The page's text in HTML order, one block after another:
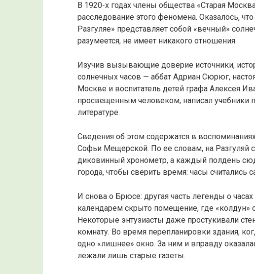
В 1920-х годах члены общества «Старая
расследование этого феномена. Оказалось,
Разгуляе» представляет собой «вечный»
разумеется, не имеет никакого отношения.
Изучив вызывающие доверие источники,
солнечных часов — аббат Адриан Сюрюг,
Москве и воспитатель детей графа Алексея
просвещенным человеком, написал учебники
литературе.
Сведения об этом содержатся в
Софьи Мещерской. По ее словам, на Разгуляй
диковинный хронометр, а каждый полдень
города, чтобы сверить время: часы
И снова о Брюсе: другая часть легенды о
календарем скрыто помещение, где «колдун»
Некоторые энтузиасты даже простукивали
комнату. Во время перепланировки здания,
одно «лишнее» окно. За ним и вправду
лежали лишь старые газеты.